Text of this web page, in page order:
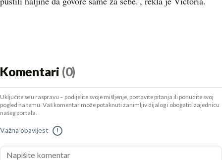
Komentari (0)
Uključite se u raspravu – podijelite svoje mišljenje, postavite pitanja ili ponudite svoj
pogled na temu. Vaš komentar može potaknuti zanimljiv dijalog i obogatiti zajednicu
našeg portala.
Važna obavijest !